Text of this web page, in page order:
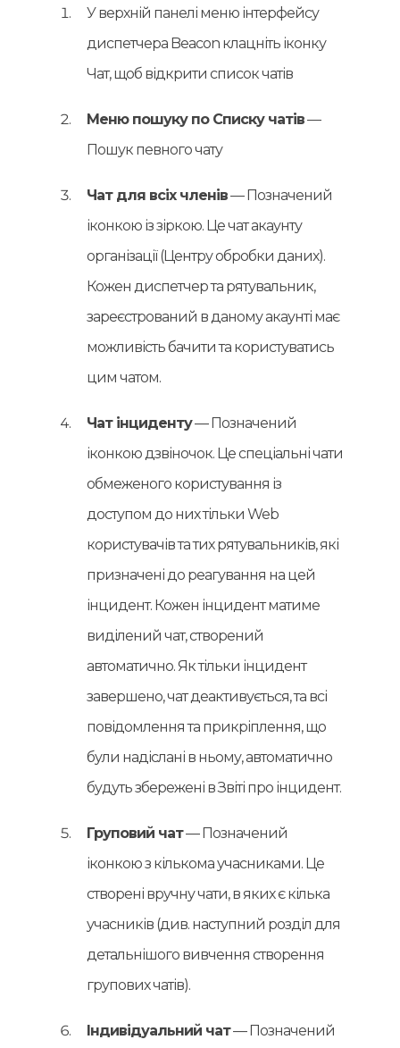
У верхній панелі меню інтерфейсу
диспетчера Beacon клацніть іконку
Чат, щоб відкрити список чатів
Меню пошуку по Списку чатів—
Пошук певного чату
Чат для всіх членів— Позначений
іконкою із зіркою. Це чат акаунту
організації (Центру обробки даних).
Кожен диспетчер та рятувальник,
зареєстрований в даному акаунті має
можливість бачити та користуватись
цим чатом.
Чат інциденту— Позначений
іконкою дзвіночок. Це спеціальні чати
обмеженого користування із
доступом до них тільки Web
користувачів та тих рятувальників, які
призначені до реагування на цей
інцидент. Кожен інцидент матиме
виділений чат, створений
автоматично. Як тільки інцидент
завершено, чат деактивується, та всі
повідомлення та прикріплення, що
були надіслані в ньому, автоматично
будуть збережені в Звіті про інцидент.
Груповий чат— Позначений
іконкою з кількома учасниками. Це
створені вручну чати, в яких є кілька
учасників (див. наступний розділ для
детальнішого вивчення створення
групових чатів).
Індивідуальний чат— Позначений